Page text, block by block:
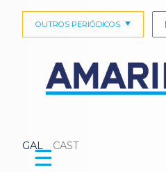
GAL CAST
OUTROS PERIÓDICOS
☰